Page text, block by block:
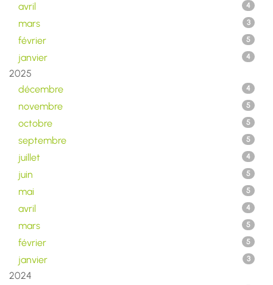
avril 4
mars 3
février 5
janvier 4
2025
décembre
4
novembre 5
octobre 5
septembre 5
juillet 4
juin 5
mai 5
avril 4
mars 5
février 5
janvier 3
2024